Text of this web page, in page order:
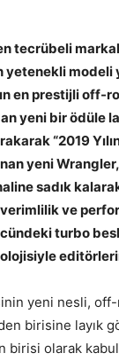
tecrübeli
yetenekli modeli
en prestijli off-
yeni bir ödüle
“2019
yeni
sadık
verimlilik ve
turbo
yeni nesli, off-
birisine layık
birisi olarak